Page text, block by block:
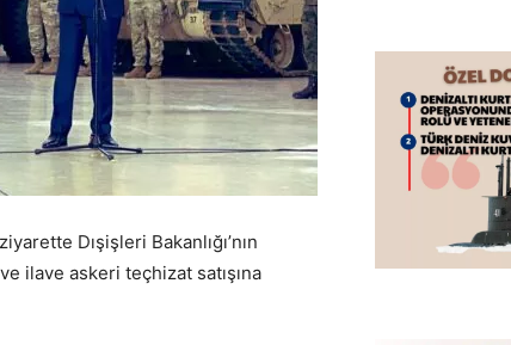
Dışişleri Bakanlığı’nın
ilave askeri teçhizat satışına